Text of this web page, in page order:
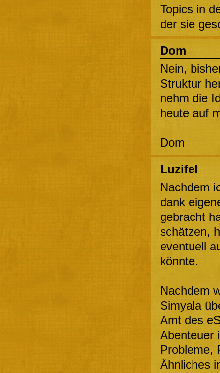
Topics in
der sie
Dom
Nein,
Struktur
nehm die
heute auf
Dom
Luzifel
Nachdem
dank
gebracht
schätzen,
eventuell
könnte.
Nachdem
Simyala
Amt des
Abenteuer
Probleme,
Ähnliches